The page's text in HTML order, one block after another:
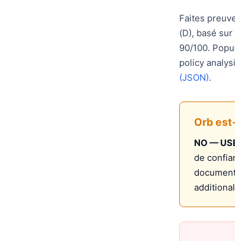
Faites
(D), basé
90/100.
policy
(JSON).
Orb
NO —
de